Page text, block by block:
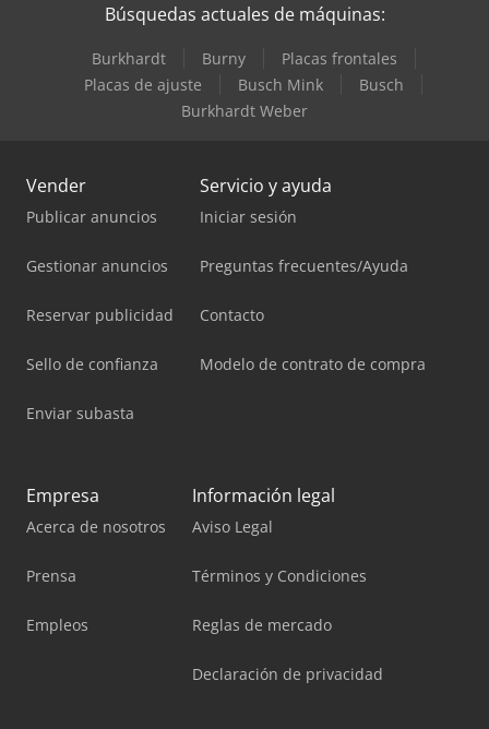
Búsquedas actuales de máquinas:
Burkhardt Burny
Placas frontales
Placas de ajuste
Busch Mink
Busch
Burkhardt Weber
Vender
Publicar anuncios
Gestionar anuncios
Reservar publicidad
Sello de confianza
Enviar subasta
Servicio y ayuda
Iniciar sesión
Preguntas frecuentes/Ayuda
Contacto
Modelo de contrato de compra
Empresa
Acerca de nosotros
Prensa
Empleos
Información legal
Aviso Legal
Términos y Condiciones
Reglas de mercado
Declaración de privacidad